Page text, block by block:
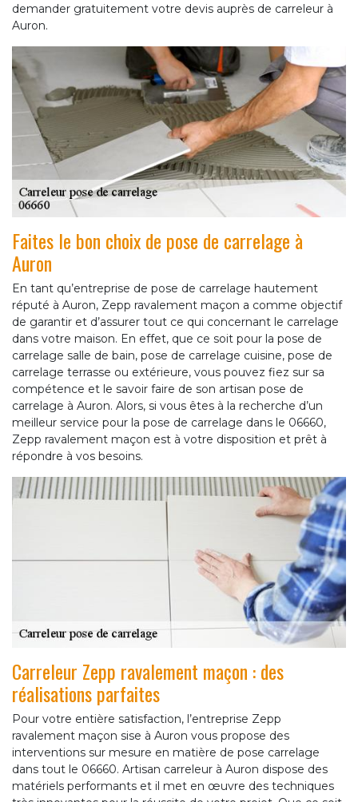
demander gratuitement votre devis auprès de carreleur à
Auron.
Faites le bon choix de pose de carrelage à
Auron
En tant qu’entreprise de pose de carrelage hautement
réputé à Auron, Zepp ravalement maçon a comme objectif
de garantir et d’assurer tout ce qui concernant le carrelage
dans votre maison. En effet, que ce soit pour la pose de
carrelage salle de bain, pose de carrelage cuisine, pose de
carrelage terrasse ou extérieure, vous pouvez fiez sur sa
compétence et le savoir faire de son artisan pose de
carrelage à Auron. Alors, si vous êtes à la recherche d’un
meilleur service pour la pose de carrelage dans le 06660,
Zepp ravalement maçon est à votre disposition et prêt à
répondre à vos besoins.
Carreleur Zepp ravalement maçon : des
réalisations parfaites
Pour votre entière satisfaction, l’entreprise Zepp
ravalement maçon sise à Auron vous propose des
interventions sur mesure en matière de pose carrelage
dans tout le 06660. Artisan carreleur à Auron dispose des
matériels performants et il met en œuvre des techniques